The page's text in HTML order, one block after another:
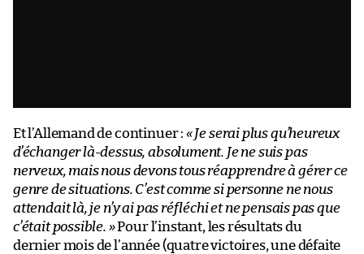
Et l’Allemand de continuer : « Je serai plus qu’heureux
d’échanger là-dessus, absolument. Je ne suis pas
nerveux, mais nous devons tous réapprendre à gérer ce
genre de situations. C’est comme si personne ne nous
attendait là, je n’y ai pas réfléchi et ne pensais pas que
c’était possible. »Pour l’instant, les résultats du
dernier mois de l’année (quatre victoires, une défaite